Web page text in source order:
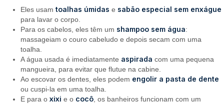
Eles usamtoalhas úmidas e sabão especial sem enxágue
para lavar o corpo.
Para os cabelos, eles têm um shampoo sem água:
massageiam o couro cabeludo e depois secam com uma
toalha.
A água usada é imediatamente aspirada com uma pequena
mangueira, para evitar que flutue na cabine.
Ao escovar os dentes, eles podem engolir a pasta de dente
ou cuspi-la em uma toalha.
E para oxixi e o cocô, os banheiros funcionam com um